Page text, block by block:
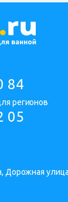
84
регионов
05
Дорожная улица